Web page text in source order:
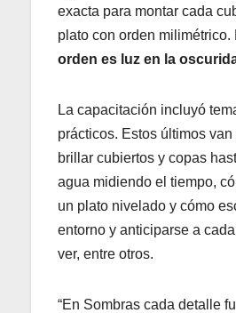
exacta para montar cada
plato con orden milimétrico.
orden es luz en la
La capacitación incluyó
prácticos. Estos últimos
brillar cubiertos y copas
agua midiendo el tiempo,
un plato nivelado y cómo
entorno y anticiparse a
ver, entre otros.
“En Sombras cada detalle